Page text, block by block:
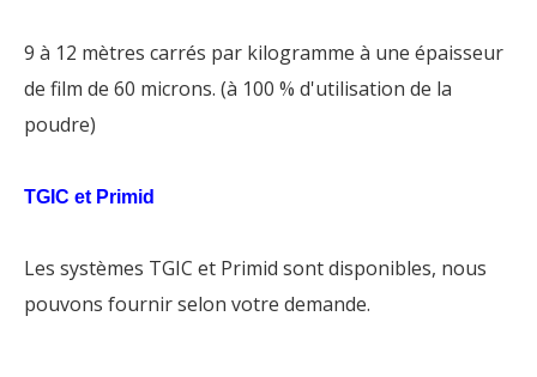
9 à 12 mètres carrés par kilogramme à une épaisseur
de film de 60 microns. (à 100 % d'utilisation de la
poudre)
TGIC et Primid
Les systèmes TGIC et Primid sont disponibles, nous
pouvons fournir selon votre demande.